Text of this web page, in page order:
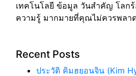
เทคโนโลยี ข้อมูล วันสำคัญ โลก
ความรู้ มากมายที่คุณไม่ควรพลา
Recent Posts
ประวัติ คิมฮยอนจิน (Kim